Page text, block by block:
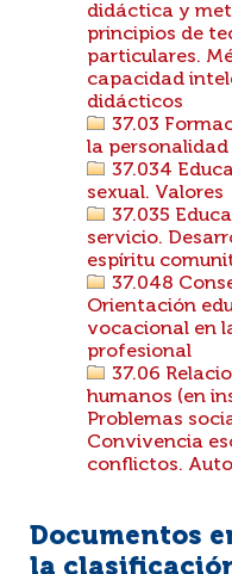
didáctica y
principios de
particulares.
capacidad
didácticos
37.03
la personalidad
37.034
sexual. Valores
37.035
servicio.
espíritu
37.048
Orientación
vocacional en
profesional
37.06
humanos (en
Problemas
Convivencia
conflictos.
Documentos
la